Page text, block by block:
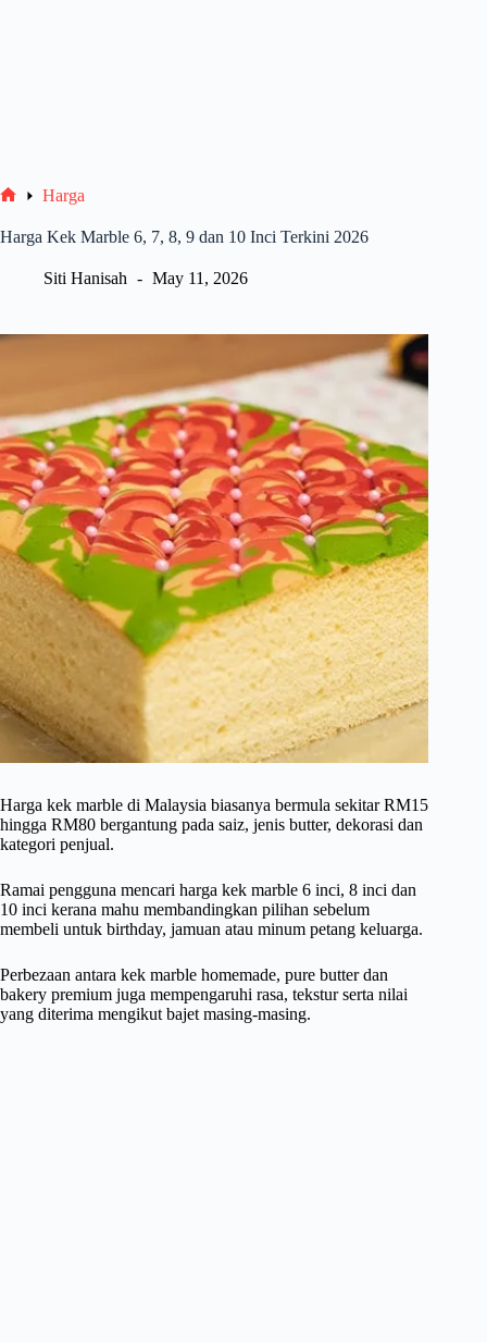
Harga
Harga Kek Marble 6, 7, 8, 9 dan 10 Inci Terkini 2026
Siti Hanisah May 11, 2026
Harga kek marble di Malaysia biasanya bermula sekitar RM15
hingga RM80 bergantung pada saiz, jenis butter, dekorasi dan
kategori penjual.
Ramai pengguna mencari harga kek marble 6 inci, 8 inci dan
10 inci kerana mahu membandingkan pilihan sebelum
membeli untuk birthday, jamuan atau minum petang keluarga.
Perbezaan antara kek marble homemade, pure butter dan
bakery premium juga mempengaruhi rasa, tekstur serta nilai
yang diterima mengikut bajet masing-masing.